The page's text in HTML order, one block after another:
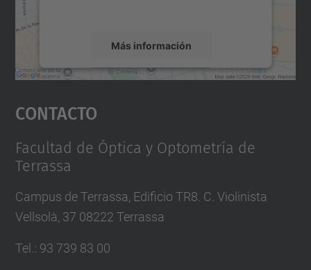
Más información
Aceptar
powered by
Contacto
Facultad de Óptica y Optometría de
Terrassa
Campus de Terrassa, Edificio TR8. C. Violinista
Vellsolà, 37 08222 Terrassa
Tel. : 93 739 83 00